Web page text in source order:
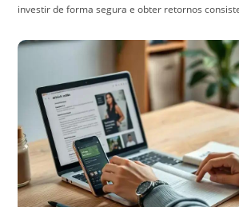
investir de forma segura e obter retornos